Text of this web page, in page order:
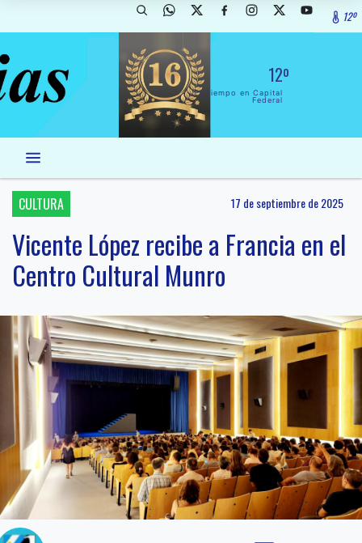
12º
12º
El Tiempo en Capital
Federal
CULTURA 17 de septiembre de 2025
Vicente López recibe a Francia en el
Centro Cultural Munro